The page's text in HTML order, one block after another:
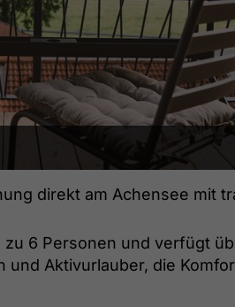
direkt am Achensee mit
6 Personen und verfügt
und Aktivurlauber, die